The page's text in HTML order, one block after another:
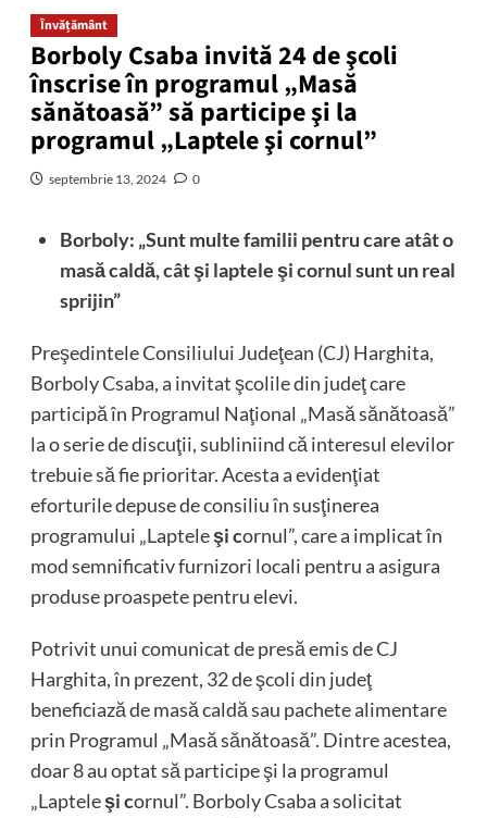
Învățământ
Borboly Csaba invită 24 de şcoli
înscrise în programul „Masă
sănătoasă” să participe şi la
programul „Laptele şi cornul”
septembrie 13, 2024 0
Borboly: „Sunt multe familii pentru care atât o
masă caldă, cât şi laptele şi cornul sunt un real
sprijin”
Preşedintele Consiliului Judeţean (CJ) Harghita,
Borboly Csaba, a invitat şcolile din judeţ care
participă în Programul Naţional „Masă sănătoasă”
la o serie de discuţii, subliniind că interesul elevilor
trebuie să fie prioritar. Acesta a evidenţiat
eforturile depuse de consiliu în susţinerea
programului „Lapteleşi cornul”, care a implicat în
mod semnificativ furnizori locali pentru a asigura
produse proaspete pentru elevi.
Potrivit unui comunicat de presă emis de CJ
Harghita, în prezent, 32 de şcoli din judeţ
beneficiază de masă caldă sau pachete alimentare
prin Programul „Masă sănătoasă”. Dintre acestea,
doar 8 au optat să participe şi la programul
„Lapteleşi cornul”. Borboly Csaba a solicitat